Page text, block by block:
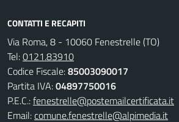
CONTATTI E RECAPITI
Via Roma, 8 - 10060 Fenestrelle (TO)
Tel:0121.83910
Codice Fiscale:85003090017
Partita IVA:04897750016
P.E.C.:fenestrelle@postemailcertificata.it
Email:comune.fenestrelle@alpimedia.it